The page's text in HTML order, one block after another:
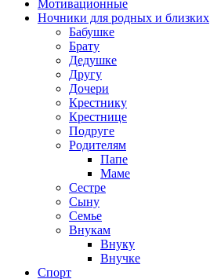
Мотивационные
Ночники для родных и близких
Бабушке
Брату
Дедушке
Другу
Дочери
Крестнику
Крестнице
Подруге
Родителям
Папе
Маме
Сестре
Сыну
Семье
Внукам
Внуку
Внучке
Спорт